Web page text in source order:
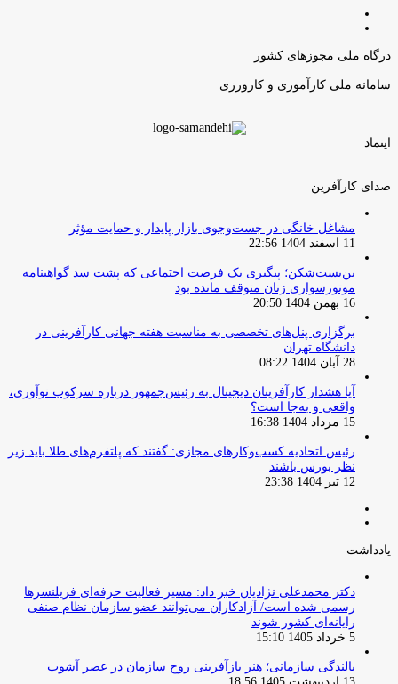
درگاه ملی مجوزهای کشور
سامانه ملی کارآموزی و کارورزی
اینماد
صدای کارآفرین
مشاغل خانگی در جست‌وجوی بازار پایدار و حمایت مؤثر
11 اسفند 1404 22:56
بن‌بست‌شکن؛ پیگیری یک فرصت اجتماعی که پشت سد گواهینامه
موتورسواری زنان متوقف مانده بود
16 بهمن 1404 20:50
برگزاری پنل‌های تخصصی به مناسبت هفته جهانی کارآفرینی در
دانشگاه تهران
28 آبان 1404 08:22
آیا هشدار کارآفرینان دیجیتال به رئیس‌جمهور درباره سرکوب نوآوری،
واقعی و به‌جا است؟
15 مرداد 1404 16:38
‏رئیس اتحادیه کسب‌وکارهای مجازی: گفتند که پلتفرم‌های طلا باید زیر
نظر بورس باشند
12 تیر 1404 23:38
یادداشت
دکتر محمدعلی نژادیان خبر داد: مسیر فعالیت حرفه‌ای فریلنسرها
رسمی شده است/ آزادکاران می‌توانند عضو سازمان نظام صنفی
رایانه‌ای کشور شوند
5 خرداد 1405 15:10
بالندگی سازمانی؛ هنر بازآفرینی روح سازمان در عصر آشوب
13 اردیبهشت 1405 18:56